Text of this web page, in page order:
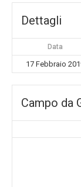
Dettagli
Data
17 Febbraio
Campo da